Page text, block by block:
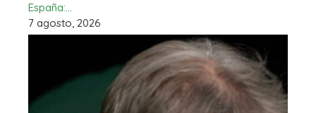
España:…
7 agosto, 2026